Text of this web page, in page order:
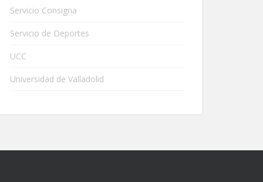
Servicio Consigna
Servicio de Deportes
UCC
Universidad de Valladolid